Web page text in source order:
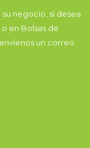
negocio, si desea
en Bolsas de
un correo